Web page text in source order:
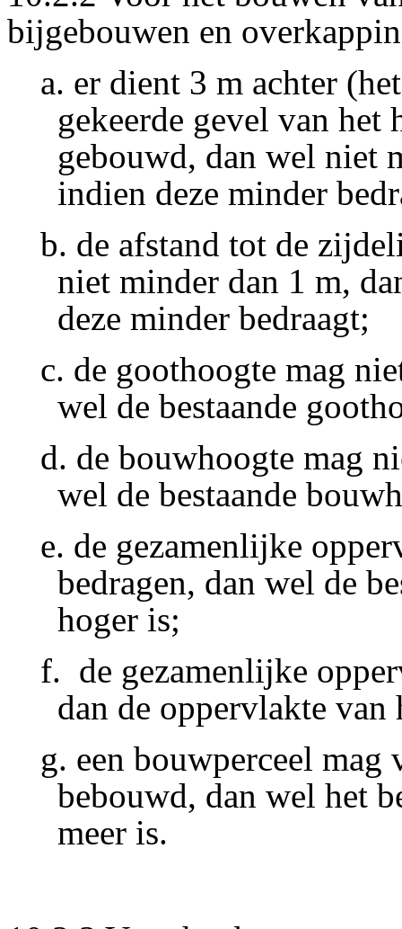
bijgebouwen en
a. er dient 3 m achter
gekeerde gevel van
gebouwd, dan wel niet
indien deze minder
b. de afstand tot de
niet minder dan 1 m,
deze minder bedraagt;
c. de goothoogte mag
wel de bestaande
d. de bouwhoogte mag
wel de bestaande
e. de gezamenlijke
bedragen, dan wel de
hoger is;
f. de gezamenlijke
dan de oppervlakte
g. een bouwperceel
bebouwd, dan wel het
meer is.